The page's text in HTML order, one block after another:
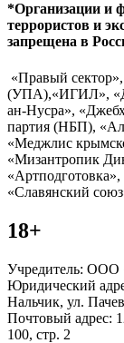
*Организации и
террористов и
запрещена в
«Правый
(УПА),«ИГИЛ»,
ан-Нусра»,
партия (НБП),
«Меджлис
«Мизантропик
«Славянский
18+
Учредитель: ООО
Юридический
Нальчик, ул.
Почтовый адрес:
100, стр. 2